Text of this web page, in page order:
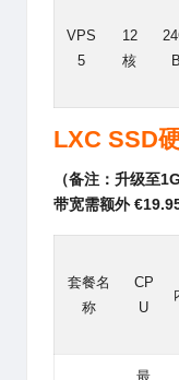
VPS
5
12
核
B
LXC SSD
（备注：升级至
带宽需额外
套餐名
称
CP
U
最